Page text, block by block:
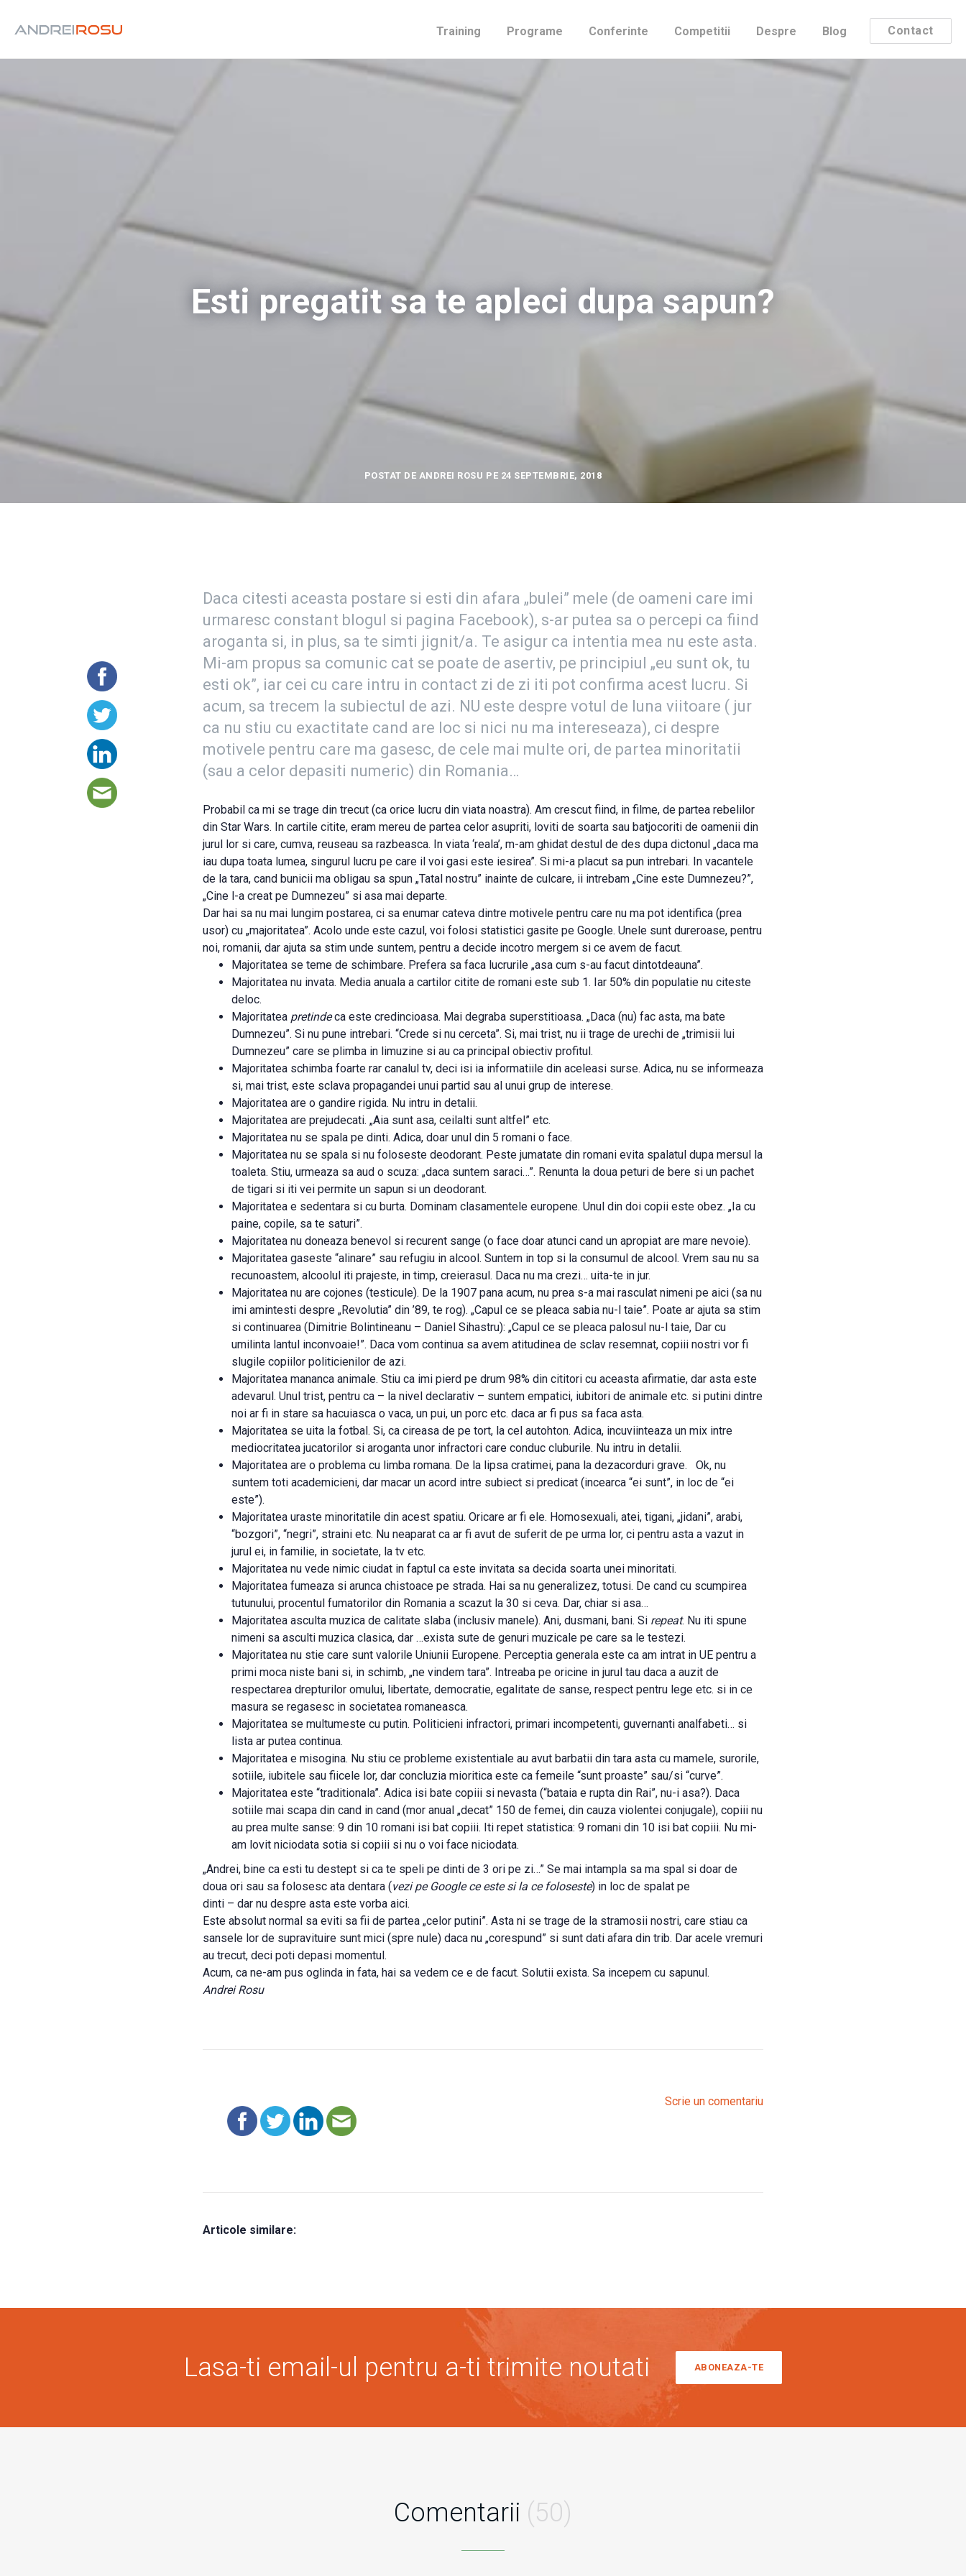
Training Programe Conferinte Competitii Despre Blog Contact
Esti pregatit sa te apleci dupa sapun?
POSTAT DE ANDREI ROSU PE 24 SEPTEMBRIE, 2018
Daca citesti aceasta postare si esti din afara „bulei” mele (de oameni care imi
urmaresc constant blogul si pagina Facebook), s-ar putea sa o percepi ca fiind
aroganta si, in plus, sa te simti jignit/a. Te asigur ca intentia mea nu este asta.
Mi-am propus sa comunic cat se poate de asertiv, pe principiul „eu sunt ok, tu
esti ok”, iar cei cu care intru in contact zi de zi iti pot confirma acest lucru. Si
acum, sa trecem la subiectul de azi. NU este despre votul de luna viitoare ( jur
ca nu stiu cu exactitate cand are loc si nici nu ma intereseaza), ci despre
motivele pentru care ma gasesc, de cele mai multe ori, de partea minoritatii
(sau a celor depasiti numeric) din Romania…
Probabil ca mi se trage din trecut (ca orice lucru din viata noastra). Am crescut fiind, in filme, de partea rebelilor
din Star Wars. In cartile citite, eram mereu de partea celor asupriti, loviti de soarta sau batjocoriti de oamenii din
jurul lor si care, cumva, reuseau sa razbeasca. In viata ‘reala’, m-am ghidat destul de des dupa dictonul „daca ma
iau dupa toata lumea, singurul lucru pe care il voi gasi este iesirea”. Si mi-a placut sa pun intrebari. In vacantele
de la tara, cand bunicii ma obligau sa spun „Tatal nostru” inainte de culcare, ii intrebam „Cine este Dumnezeu?”,
„Cine l-a creat pe Dumnezeu” si asa mai departe.
Dar hai sa nu mai lungim postarea, ci sa enumar cateva dintre motivele pentru care nu ma pot identifica (prea
usor) cu „majoritatea”. Acolo unde este cazul, voi folosi statistici gasite pe Google. Unele sunt dureroase, pentru
noi, romanii, dar ajuta sa stim unde suntem, pentru a decide incotro mergem si ce avem de facut.
Majoritatea se teme de schimbare. Prefera sa faca lucrurile „asa cum s-au facut dintotdeauna”.
Majoritatea nu invata. Media anuala a cartilor citite de romani este sub 1. Iar 50% din populatie nu citeste
deloc.
Majoritatea pretindeca este credincioasa. Mai degraba superstitioasa. „Daca (nu) fac asta, ma bate
Dumnezeu”. Si nu pune intrebari. “Crede si nu cerceta”. Si, mai trist, nu ii trage de urechi de „trimisii lui
Dumnezeu” care se plimba in limuzine si au ca principal obiectiv profitul.
Majoritatea schimba foarte rar canalul tv, deci isi ia informatiile din aceleasi surse. Adica, nu se informeaza
si, mai trist, este sclava propagandei unui partid sau al unui grup de interese.
Majoritatea are o gandire rigida. Nu intru in detalii.
Majoritatea are prejudecati. „Aia sunt asa, ceilalti sunt altfel” etc.
Majoritatea nu se spala pe dinti. Adica, doar unul din 5 romani o face.
Majoritatea nu se spala si nu foloseste deodorant. Peste jumatate din romani evita spalatul dupa mersul la
toaleta. Stiu, urmeaza sa aud o scuza: „daca suntem saraci…”. Renunta la doua peturi de bere si un pachet
de tigari si iti vei permite un sapun si un deodorant.
Majoritatea e sedentara si cu burta. Dominam clasamentele europene. Unul din doi copii este obez. „Ia cu
paine, copile, sa te saturi”.
Majoritatea nu doneaza benevol si recurent sange (o face doar atunci cand un apropiat are mare nevoie).
Majoritatea gaseste “alinare” sau refugiu in alcool. Suntem in top si la consumul de alcool. Vrem sau nu sa
recunoastem, alcoolul iti prajeste, in timp, creierasul. Daca nu ma crezi… uita-te in jur.
Majoritatea nu are cojones (testicule). De la 1907 pana acum, nu prea s-a mai rasculat nimeni pe aici (sa nu
imi amintesti despre „Revolutia” din ’89, te rog). „Capul ce se pleaca sabia nu-l taie”. Poate ar ajuta sa stim
si continuarea (Dimitrie Bolintineanu – Daniel Sihastru): „Capul ce se pleaca palosul nu-l taie, Dar cu
umilinta lantul inconvoaie!”. Daca vom continua sa avem atitudinea de sclav resemnat, copiii nostri vor fi
slugile copiilor politicienilor de azi.
Majoritatea mananca animale. Stiu ca imi pierd pe drum 98% din cititori cu aceasta afirmatie, dar asta este
adevarul. Unul trist, pentru ca – la nivel declarativ – suntem empatici, iubitori de animale etc. si putini dintre
noi ar fi in stare sa hacuiasca o vaca, un pui, un porc etc. daca ar fi pus sa faca asta.
Majoritatea se uita la fotbal. Si, ca cireasa de pe tort, la cel autohton. Adica, incuviinteaza un mix intre
mediocritatea jucatorilor si aroganta unor infractori care conduc cluburile. Nu intru in detalii.
Majoritatea are o problema cu limba romana. De la lipsa cratimei, pana la dezacorduri grave. Ok, nu
suntem toti academicieni, dar macar un acord intre subiect si predicat (incearca “ei sunt”, in loc de “ei
este”).
Majoritatea uraste minoritatile din acest spatiu. Oricare ar fi ele. Homosexuali, atei, tigani, „jidani”, arabi,
“bozgori”, “negri”, straini etc. Nu neaparat ca ar fi avut de suferit de pe urma lor, ci pentru asta a vazut in
jurul ei, in familie, in societate, la tv etc.
Majoritatea nu vede nimic ciudat in faptul ca este invitata sa decida soarta unei minoritati.
Majoritatea fumeaza si arunca chistoace pe strada. Hai sa nu generalizez, totusi. De cand cu scumpirea
tutunului, procentul fumatorilor din Romania a scazut la 30 si ceva. Dar, chiar si asa…
Majoritatea asculta muzica de calitate slaba (inclusiv manele). Ani, dusmani, bani. Si repeat. Nu iti spune
nimeni sa asculti muzica clasica, dar …exista sute de genuri muzicale pe care sa le testezi.
Majoritatea nu stie care sunt valorile Uniunii Europene. Perceptia generala este ca am intrat in UE pentru a
primi moca niste bani si, in schimb, „ne vindem tara”. Intreaba pe oricine in jurul tau daca a auzit de
respectarea drepturilor omului, libertate, democratie, egalitate de sanse, respect pentru lege etc. si in ce
masura se regasesc in societatea romaneasca.
Majoritatea se multumeste cu putin. Politicieni infractori, primari incompetenti, guvernanti analfabeti… si
lista ar putea continua.
Majoritatea e misogina. Nu stiu ce probleme existentiale au avut barbatii din tara asta cu mamele, surorile,
sotiile, iubitele sau fiicele lor, dar concluzia mioritica este ca femeile “sunt proaste” sau/si “curve”.
Majoritatea este “traditionala”. Adica isi bate copiii si nevasta (“bataia e rupta din Rai”, nu-i asa?). Daca
sotiile mai scapa din cand in cand (mor anual „decat” 150 de femei, din cauza violentei conjugale), copiii nu
au prea multe sanse: 9 din 10 romani isi bat copiii. Iti repet statistica: 9 romani din 10 isi bat copiii. Nu mi-
am lovit niciodata sotia si copiii si nu o voi face niciodata.
„Andrei, bine ca esti tu destept si ca te speli pe dinti de 3 ori pe zi…” Se mai intampla sa ma spal si doar de
doua ori sau sa folosesc ata dentara (vezi pe Google ce este si la ce foloseste) in loc de spalat pe
dinti – dar nu despre asta este vorba aici.
Este absolut normal sa eviti sa fii de partea „celor putini”. Asta ni se trage de la stramosii nostri, care stiau ca
sansele lor de supravituire sunt mici (spre nule) daca nu „corespund” si sunt dati afara din trib. Dar acele vremuri
au trecut, deci poti depasi momentul.
Acum, ca ne-am pus oglinda in fata, hai sa vedem ce e de facut. Solutii exista. Sa incepem cu sapunul.
Andrei Rosu
Scrie un comentariu
Articole similare:
Lasa-ti email-ul pentru a-ti trimite noutati ABONEAZA-TE
Comentarii (50)